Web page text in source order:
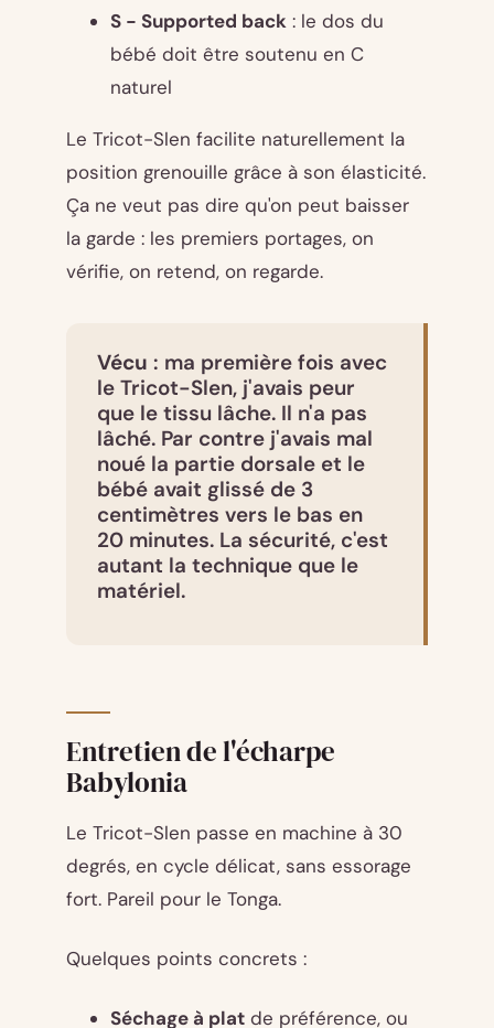
S - Supported back : le dos du
bébé doit être soutenu en C
naturel
Le Tricot-Slen facilite naturellement la
position grenouille grâce à son élasticité.
Ça ne veut pas dire qu'on peut baisser
la garde : les premiers portages, on
vérifie, on retend, on regarde.
Vécu : ma première fois avec
le Tricot-Slen, j'avais peur
que le tissu lâche. Il n'a pas
lâché. Par contre j'avais mal
noué la partie dorsale et le
bébé avait glissé de 3
centimètres vers le bas en
20 minutes. La sécurité, c'est
autant la technique que le
matériel.
Entretien de l'écharpe
Babylonia
Le Tricot-Slen passe en machine à 30
degrés, en cycle délicat, sans essorage
fort. Pareil pour le Tonga.
Quelques points concrets :
Séchage à plat de préférence, ou